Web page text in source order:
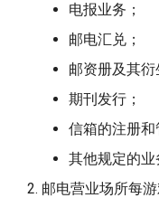
电报业务；
邮电汇兑；
邮资册及其衍
期刊发行；
信箱的注册和
其他规定的业
邮电营业场所每